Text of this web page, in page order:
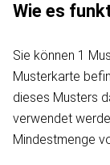
Wie es
Sie können 1
Musterkarte
dieses Musters
verwendet
Mindestmenge